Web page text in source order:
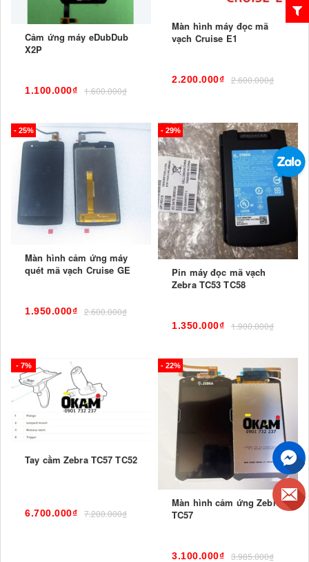
Cảm ứng máy eDubDub
X2P
1.100.000₫ 1.600.000₫
Màn hình máy đọc mã
vạch Cruise E1
2.200.000₫ 2.600.000₫
- 25%
Màn hình cảm ứng máy
quét mã vạch Cruise GE
1.950.000₫ 2.600.000₫
- 29%
Pin máy đọc mã vạch
Zebra TC53 TC58
1.350.000₫ 1.900.000₫
- 7%
Tay cầm Zebra TC57 TC52
6.700.000₫ 7.200.000₫
- 22%
Màn hình cảm ứng Zebra
TC57
3.100.000₫ 3.985.000₫